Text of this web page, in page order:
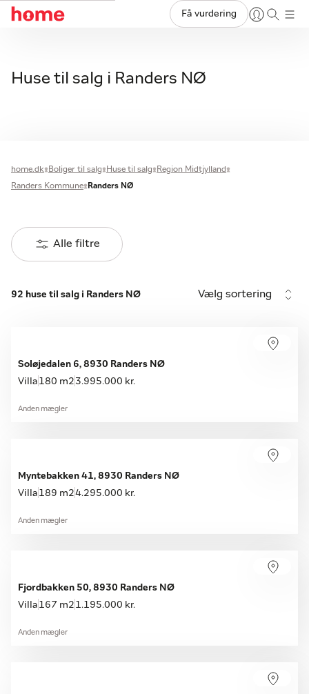
Få vurdering
Huse til salg i Randers NØ
home.dk Boliger til salg Huse til salg
Region Midtjylland
Randers Kommune
Randers NØ
Alle filtre
92 huse til salg i Randers NØ Vælg sortering
Soløjedalen 6, 8930 Randers NØ
Villa 180 m2 3.995.000 kr.
Anden mægler
Myntebakken 41, 8930 Randers NØ
Villa 189 m24.295.000 kr.
Anden mægler
Fjordbakken 50, 8930 Randers NØ
Villa 167 m2 1.195.000 kr.
Anden mægler